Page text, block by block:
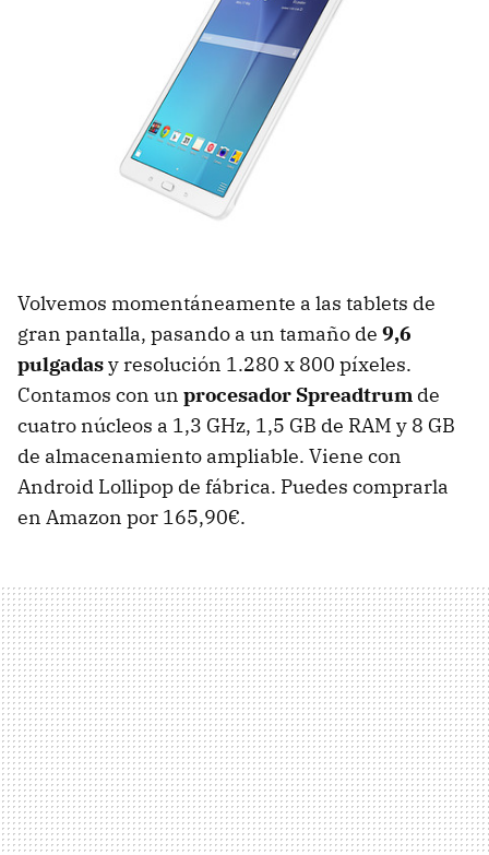
Volvemos momentáneamente a las tablets de
gran pantalla, pasando a un tamaño de 9,6
pulgadasy resolución 1.280 x 800 píxeles.
Contamos con un procesador Spreadtrum de
cuatro núcleos a 1,3 GHz, 1,5 GB de RAM y 8 GB
de almacenamiento ampliable. Viene con
Android Lollipop de fábrica. Puedes comprarla
en Amazon por 165,90€.